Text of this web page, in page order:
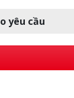
yêu cầu